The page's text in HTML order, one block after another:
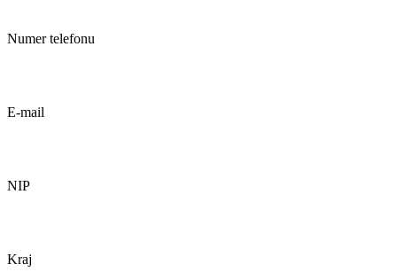
Numer telefonu
E-mail
NIP
Kraj